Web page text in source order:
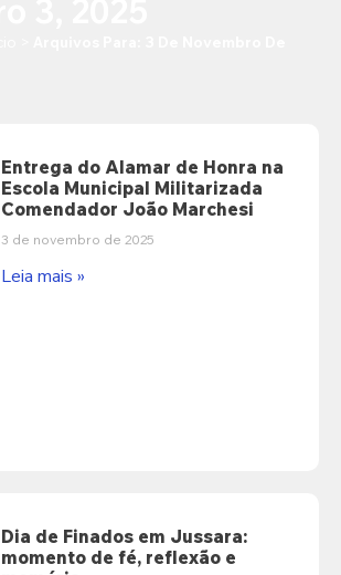
Entrega do Alamar de Honra na
Escola Municipal Militarizada
Comendador João Marchesi
3 de novembro de 2025
Leia mais »
Dia de Finados em Jussara:
momento de fé, reflexão e